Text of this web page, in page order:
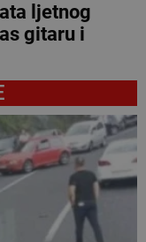
ljetnog
gitaru i